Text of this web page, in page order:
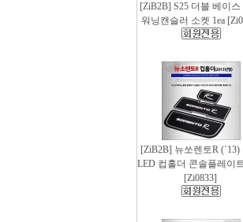
[ZiB2B] S25 더블 베이스
워닝캔슬러 소켓 1ea
[ZiB2B] 뉴쏘렌토R (`13)
LED 컵홀더 콘솔플레이
[Zi0833]